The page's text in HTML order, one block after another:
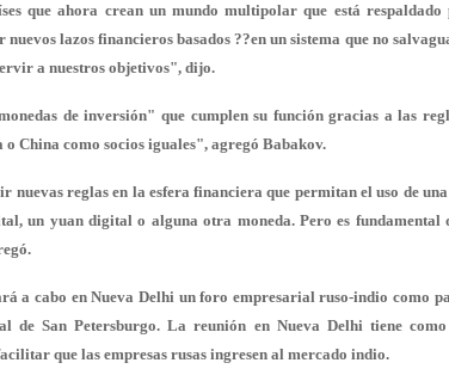
que ahora crean un mundo multipolar que está
nuevos lazos financieros basados ??en un sistema que no
a nuestros objetivos", dijo.
de inversión" que cumplen su función gracias a las
China como socios iguales", agregó Babakov.
nuevas reglas en la esfera financiera que permitan el uso de
un yuan digital o alguna otra moneda. Pero es fundamental
a cabo en Nueva Delhi un foro empresarial ruso-indio como
de San Petersburgo. La reunión en Nueva Delhi tiene
que las empresas rusas ingresen al mercado indio.